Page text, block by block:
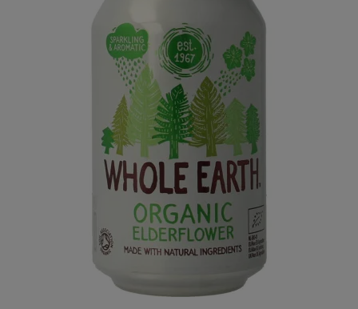
Uw winkelwagen is leeg.
Vul hem met producten.